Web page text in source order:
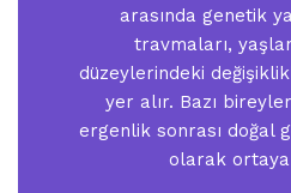
arasında genetik
travmaları,
düzeylerindeki
yer alır. Bazı
ergenlik sonrası doğal
olarak ortaya